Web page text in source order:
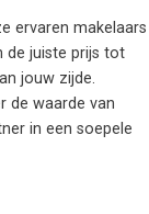
ervaren makelaars
de juiste prijs tot
jouw zijde.
de waarde van
in een soepele